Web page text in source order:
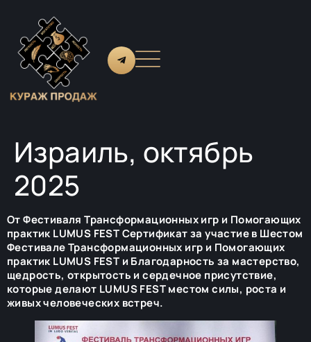
Израиль, октябрь
2025
От Фестиваля Трансформационных игр и Помогающих
практик LUMUS FEST Сертификат за участие в Шестом
Фестивале Трансформационных игр и Помогающих
практик LUMUS FEST и Благодарность за мастерство,
щедрость, открытость и сердечное присутствие,
которые делают LUMUS FEST местом силы, роста и
живых человеческих встреч.